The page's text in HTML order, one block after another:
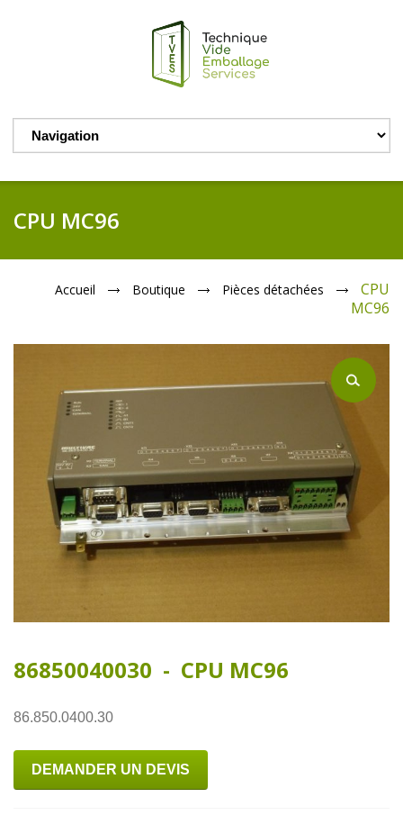
CPU MC96
Accueil Boutique Pièces détachées
CPU
MC96
86850040030 - CPU MC96
86.850.0400.30
DEMANDER UN DEVIS